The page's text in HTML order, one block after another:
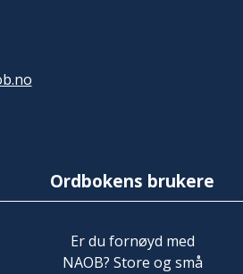
Ordbokens brukere
Er du fornøyd med
NAOB? Store og små